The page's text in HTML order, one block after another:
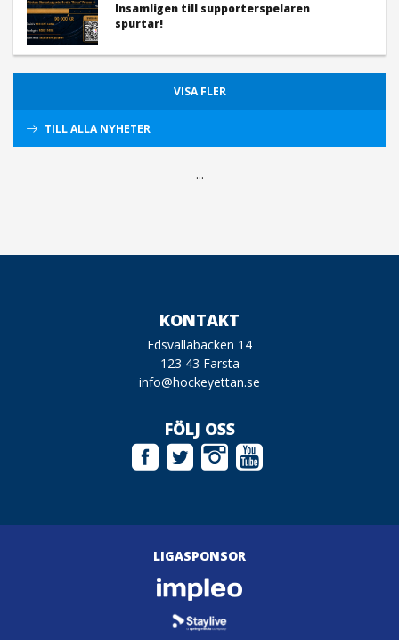
Insamligen till supporterspelaren
spurtar!
VISA FLER
TILL ALLA NYHETER
...
KONTAKT
Edsvallabacken 14
123 43 Farsta
info@hockeyettan.se
FÖLJ OSS
LIGASPONSOR